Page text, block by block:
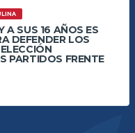
A SUS 16 AÑOS ES
DEFENDER LOS
PARTIDOS FRENTE